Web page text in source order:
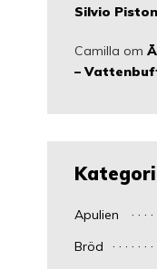
Silvio
Camilla om
–
Apulien
Bröd